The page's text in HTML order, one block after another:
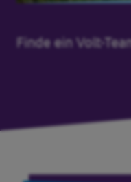
Finde ein Volt-